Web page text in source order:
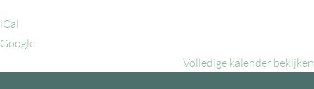
iCal
Google
Volledige kalender bekijken